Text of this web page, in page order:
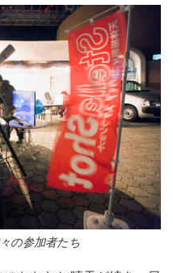
の参加者たち